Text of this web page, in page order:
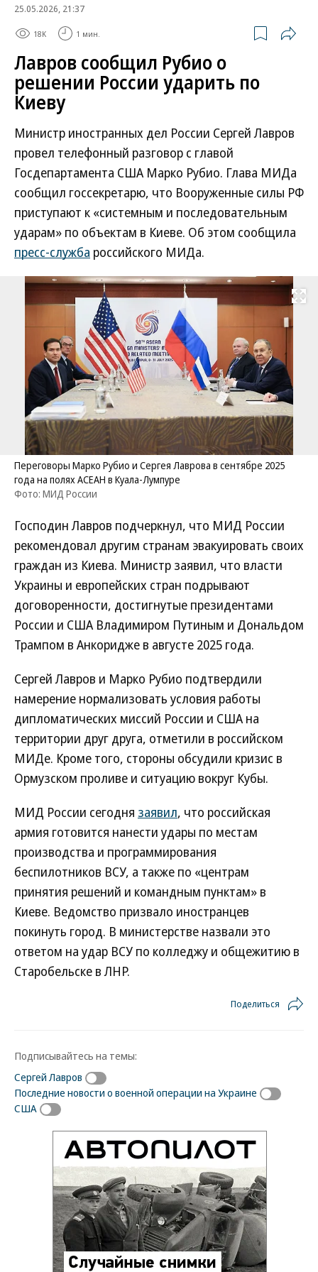
25.05.2026, 21:37
18K 1 мин.
Лавров сообщил Рубио о
решении России ударить по
Киеву
Министр иностранных дел России Сергей Лавров
провел телефонный разговор с главой
Госдепартамента США Марко Рубио. Глава МИДа
сообщил госсекретарю, что Вооруженные силы РФ
приступают к «системным и последовательным
ударам» по объектам в Киеве. Об этом сообщила
пресс-служба российского МИДа.
Развернуть
Переговоры Марко Рубио и Сергея Лаврова в сентябре 2025
года на полях АСЕАН в Куала-Лумпуре
Фото: МИД России
Господин Лавров подчеркнул, что МИД России
рекомендовал другим странам эвакуировать своих
граждан из Киева. Министр заявил, что власти
Украины и европейских стран подрывают
договоренности, достигнутые президентами
России и США Владимиром Путиным и Дональдом
Трампом в Анкоридже в августе 2025 года.
Сергей Лавров и Марко Рубио подтвердили
намерение нормализовать условия работы
дипломатических миссий России и США на
территории друг друга, отметили в российском
МИДе. Кроме того, стороны обсудили кризис в
Ормузском проливе и ситуацию вокруг Кубы.
МИД России сегодня заявил, что российская
армия готовится нанести удары по местам
производства и программирования
беспилотников ВСУ, а также по «центрам
принятия решений и командным пунктам» в
Киеве. Ведомство призвало иностранцев
покинуть город. В министерстве назвали это
ответом на удар ВСУ по колледжу и общежитию в
Старобельске в ЛНР.
Поделиться
Подписывайтесь на темы:
Сергей Лавров
Последние новости о военной операции на Украине
США